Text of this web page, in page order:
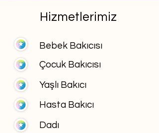
Hizmetlerimiz
Bebek Bakıcısı
Çocuk Bakıcısı
Yaşlı Bakıcı
Hasta Bakıcı
Dadı